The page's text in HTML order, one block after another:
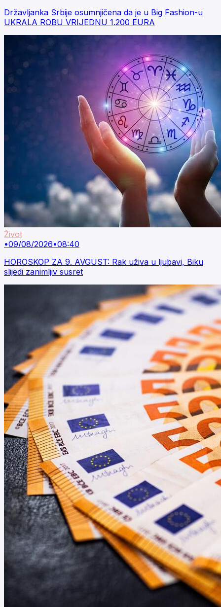
Državljanka Srbije osumnjičena da je u Big Fashion-u
UKRALA ROBU VRIJEDNU 1.200 EURA
Život
•09/08/2026•08:40
HOROSKOP ZA 9. AVGUST: Rak uživa u ljubavi, Biku
slijedi zanimljiv susret